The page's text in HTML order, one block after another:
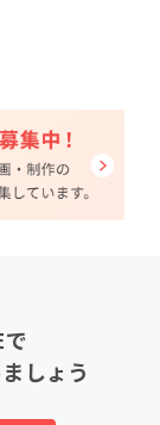
しょう